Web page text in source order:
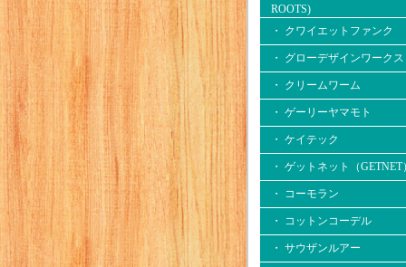
ROOTS)
・ クワイエットファンク
・ グローデザインワークス
・ クリームワーム
・ ゲーリーヤマモト
・ ケイテック
・ ゲットネット（GETNET
・ コーモラン
・ コットンコーデル
・ サウザンルアー